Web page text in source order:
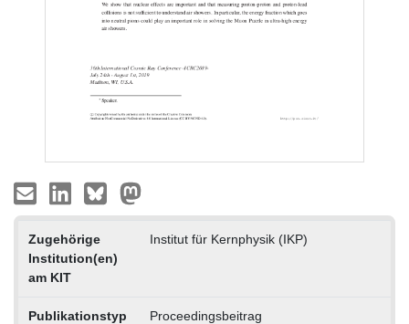
Zugehörige
Institution(en)
am KIT
Institut für Kernphysik (IKP)
Publikationstyp Proceedingsbeitrag